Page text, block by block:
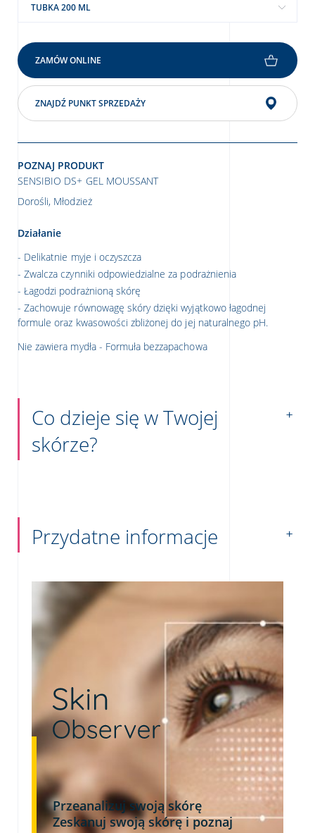
TUBKA 200 ML
ZAMÓW ONLINE
ZNAJDŹ PUNKT SPRZEDAŻY
POZNAJ PRODUKT
SENSIBIO DS+ GEL MOUSSANT
Dorośli, Młodzież
Działanie
Delikatnie myje i oczyszcza
Zwalcza czynniki odpowiedzialne za podrażnienia
Łagodzi podrażnioną skórę
Zachowuje równowagę skóry dzięki wyjątkowo łagodnej
formule oraz kwasowości zbliżonej do jej naturalnego pH.
Nie zawiera mydła - Formuła bezzapachowa
Co dzieje się w Twojej
skórze?
Przydatne informacje
Przeanalizuj swoją skórę
Zeskanuj swoją skórę i poznaj